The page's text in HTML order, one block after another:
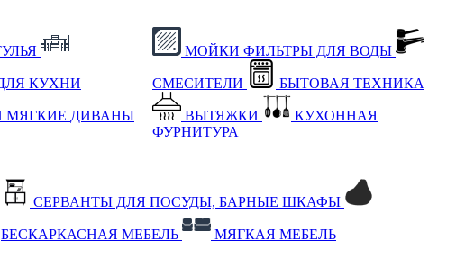
КУХНИ
МЯГКИЕ ДИВАНЫ
МОЙКИ ФИЛЬТРЫ ДЛЯ ВОДЫ
СМЕСИТЕЛИ БЫТОВАЯ ТЕХНИКА
ВЫТЯЖКИ
КУХОННАЯ
ФУРНИТУРА
СЕРВАНТЫ ДЛЯ ПОСУДЫ, БАРНЫЕ ШКАФЫ
БЕСКАРКАСНАЯ МЕБЕЛЬ МЯГКАЯ МЕБЕЛЬ